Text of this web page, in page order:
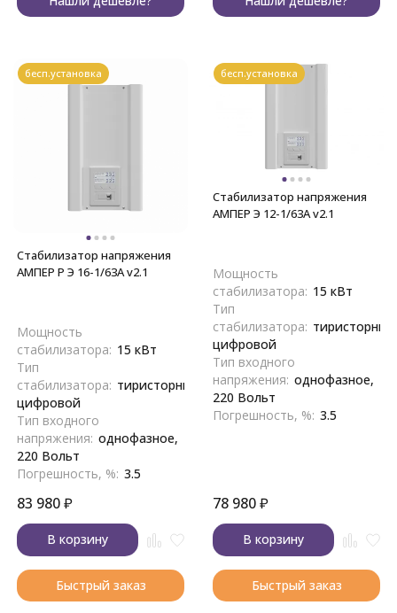
бесп.установка
Стабилизатор напряжения
АМПЕР Р Э 16-1/63A v2.1
Мощность
стабилизатора: 15 кВт
Тип
стабилизатора: тиристорный,
цифровой
Тип входного
напряжения: однофазное,
220 Вольт
Погрешность, %: 3.5
83 980₽
В корзину
Быстрый заказ
бесп.установка
Стабилизатор напряжения
АМПЕР Э 12-1/63A v2.1
Мощность
стабилизатора: 15 кВт
Тип
стабилизатора:
цифровой
Тип входного
напряжения: однофазное,
220 Вольт
Погрешность, %: 3.5
78 980₽
В корзину
Быстрый заказ